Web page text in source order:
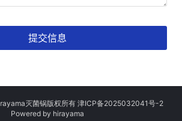
灭菌锅版权所有 津ICP备2025032041号-2
Powered by hirayama